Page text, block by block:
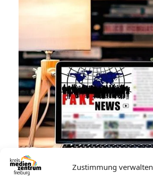
Zustimmung verwalten